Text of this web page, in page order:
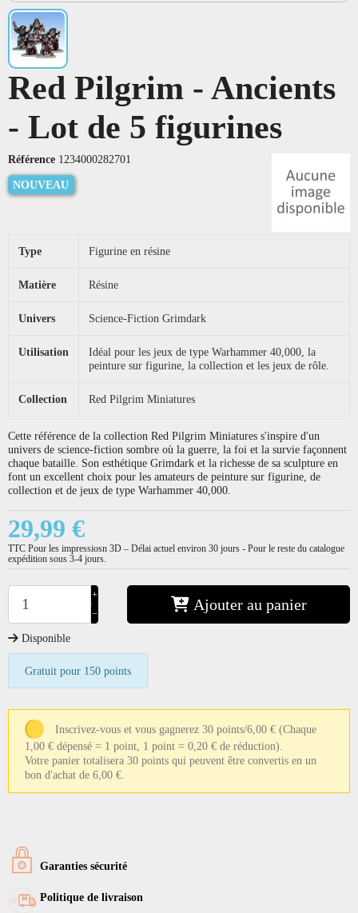
Red Pilgrim - Ancients
- Lot de 5 figurines
Référence 1234000282701
NOUVEAU
Type Figurine en résine
Matière Résine
Univers Science-Fiction Grimdark
Utilisation
Idéal pour les jeux de type Warhammer 40,000, la
peinture sur figurine, la collection et les jeux de rôle.
Collection Red Pilgrim Miniatures
Cette référence de la collection Red Pilgrim Miniatures s'inspire d'un
univers de science-fiction sombre où la guerre, la foi et la survie façonnent
chaque bataille. Son esthétique Grimdark et la richesse de sa sculpture en
font un excellent choix pour les amateurs de peinture sur figurine, de
collection et de jeux de type Warhammer 40,000.
29,99 €
TTC Pour les impressiosn 3D – Délai actuel environ 30 jours - Pour le reste du catalogue
expédition sous 3-4 jours.
+
−
Ajouter au panier
Disponible
Gratuit pour 150 points
Inscrivez-vous et vous gagnerez 30 points/6,00 € (Chaque
1,00 € dépensé = 1 point, 1 point = 0,20 € de réduction).
Votre panier totalisera 30 points qui peuvent être convertis en un
bon d'achat de 6,00 €.
Garanties sécurité
Politique de livraison